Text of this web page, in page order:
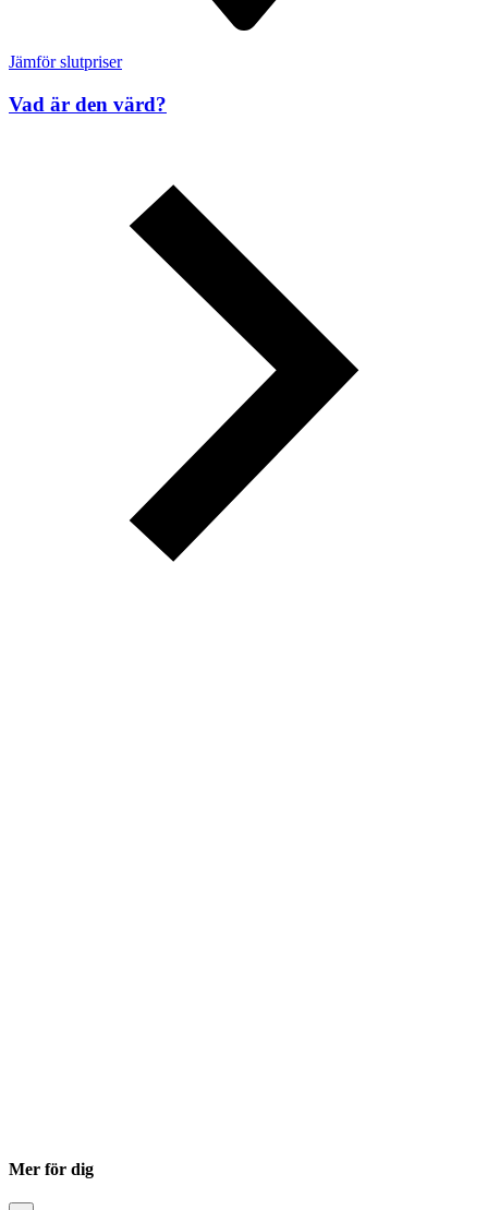
Jämför slutpriser
Vad är den värd?
Mer för dig